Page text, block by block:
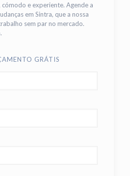
cómodo e experiente. Agende a
em Sintra, que a nossa
sem par no mercado.
GRÁTIS